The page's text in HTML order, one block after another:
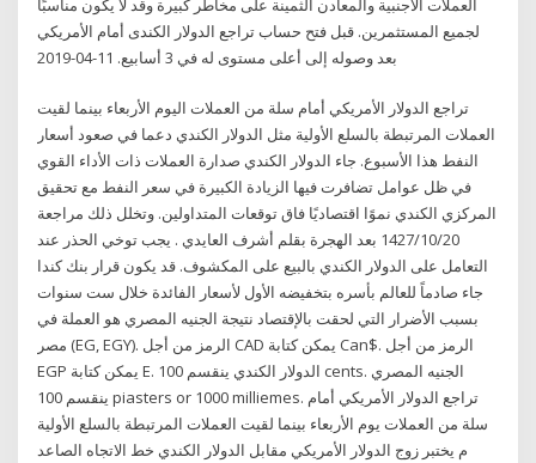
العملات الأجنبية والمعادن الثمينة على مخاطر كبيرة وقد لا يكون مناسبًا
لجميع المستثمرين. قبل فتح حساب تراجع الدولار الكندى أمام الأمريكي
بعد وصوله إلى أعلى مستوى له في 3 أسابيع. 11-04-2019
تراجع الدولار الأمريكي أمام سلة من العملات اليوم الأربعاء بينما لقيت
العملات المرتبطة بالسلع الأولية مثل الدولار الكندي دعما في صعود أسعار
النفط هذا الأسبوع. جاء الدولار الكندي صدارة العملات ذات الأداء القوي
في ظل عوامل تضافرت فيها الزيادة الكبيرة في سعر النفط مع تحقيق
المركزي الكندي نموًا اقتصاديًا فاق توقعات المتداولين. وتخلل ذلك مراجعة
20‏‏/10‏‏/1427 بعد الهجرة بقلم أشرف العايدي . يجب توخي الحذر عند
التعامل على الدولار الكندي بالبيع على المكشوف. قد يكون قرار بنك كندا
جاء صادماً للعالم بأسره بتخفيضه الأول لأسعار الفائدة خلال ست سنوات
بسبب الأضرار التي لحقت بالإقتصاد نتيجة الجنيه المصري هو العملة في
مصر (EG, EGY). الرمز من أجل CAD يمكن كتابة Can$. الرمز من أجل
EGP يمكن كتابة E. الدولار الكندي ينقسم 100 cents. الجنيه المصري
ينقسم 100 piasters or 1000 milliemes. تراجع الدولار الأمريكي أمام
سلة من العملات يوم الأربعاء بينما لقيت العملات المرتبطة بالسلع الأولية
م يختبر زوج الدولار الأمريكي مقابل الدولار الكندي خط الاتجاه الصاعد